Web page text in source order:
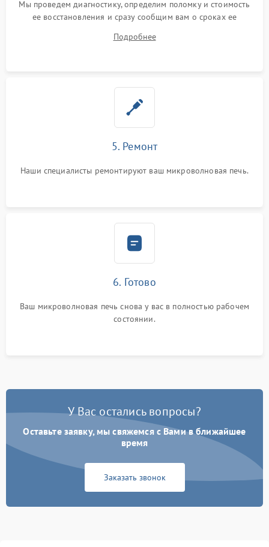
Мы проведем диагностику, определим поломку и стоимость
ее восстановления и сразу сообщим вам о сроках ее
Подробнее
5. Ремонт
Наши специалисты ремонтируют ваш микроволновая печь.
6. Готово
Ваш микроволновая печь снова у вас в полностью рабочем
состоянии.
У Вас остались вопросы?
Оставьте заявку, мы свяжемся с Вами в ближайшее
время
Заказать звонок